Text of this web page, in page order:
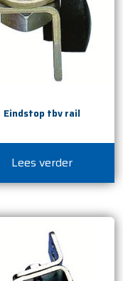
Eindstop tbv rail
Lees verder